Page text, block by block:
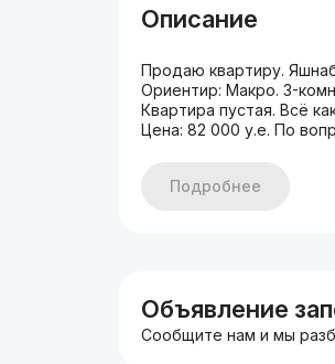
Описание
Продаю квартиру.
Ориентир: Макро. 3-
Квартира пустая. Всё
Цена: 82 000 у.е. По
Подробнее
Объявление
Сообщите нам и мы